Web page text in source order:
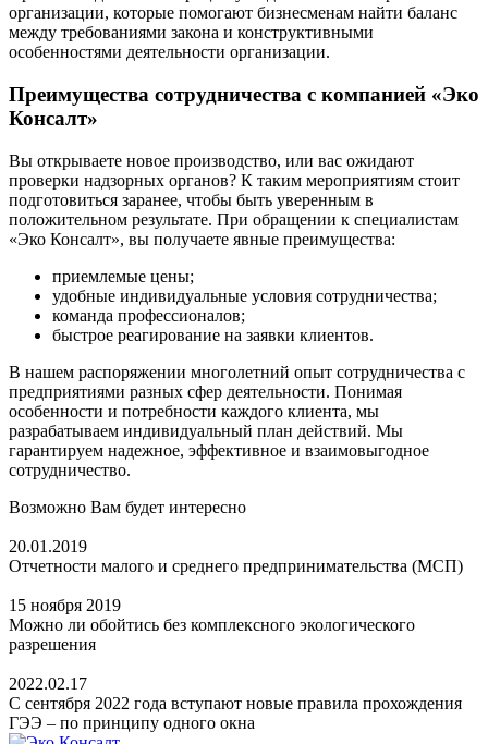
организации, которые помогают бизнесменам найти баланс
между требованиями закона и конструктивными
особенностями деятельности организации.
Преимущества сотрудничества с компанией «Эко
Консалт»
Вы открываете новое производство, или вас ожидают
проверки надзорных органов? К таким мероприятиям стоит
подготовиться заранее, чтобы быть уверенным в
положительном результате. При обращении к специалистам
«Эко Консалт», вы получаете явные преимущества:
приемлемые цены;
удобные индивидуальные условия сотрудничества;
команда профессионалов;
быстрое реагирование на заявки клиентов.
В нашем распоряжении многолетний опыт сотрудничества с
предприятиями разных сфер деятельности. Понимая
особенности и потребности каждого клиента, мы
разрабатываем индивидуальный план действий. Мы
гарантируем надежное, эффективное и взаимовыгодное
сотрудничество.
Возможно Вам будет интересно
20.01.2019
Отчетности малого и среднего предпринимательства (МСП)
15 ноября 2019
Можно ли обойтись без комплексного экологического
разрешения
2022.02.17
С сентября 2022 года вступают новые правила прохождения
ГЭЭ – по принципу одного окна